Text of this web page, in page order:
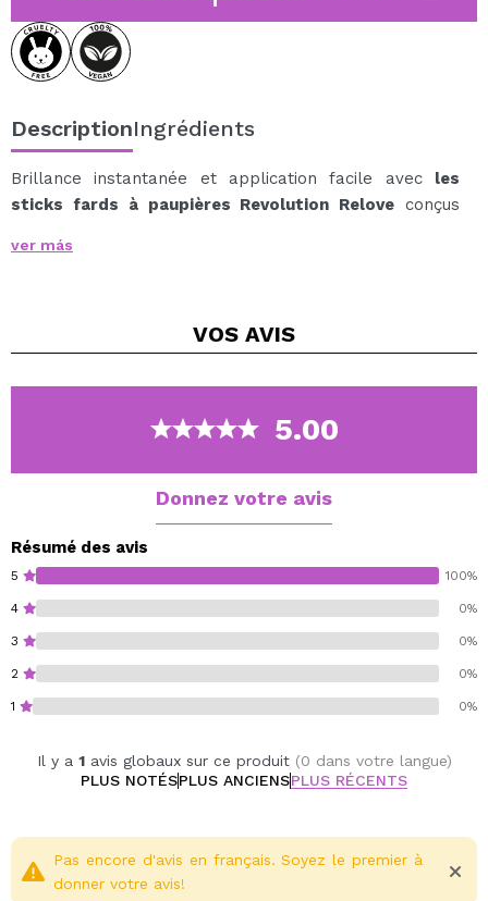
DescriptionIngrédients
Brillance instantanée et application facile avec les
sticks fards à paupières Revolution Relove conçus
quelques secondes.
douceur sur la paupière, permettant une application et
un mélange de couleurs rapides et faciles.
Une fois fixées, elles laissent une finition durable qui ne
pendant des heures sans sensation de lourdeur.
touches lumineuses subtiles ou des looks plus intenses
et éclatants.
Cruelty free.
Vegan.
ver más
VOS AVIS
5.00
Donnez votre avis
Résumé des avis
5 100%
4 0%
3 0%
2 0%
1 0%
Il y a 1avis globaux sur ce produit (0 dans votre langue)
PLUS NOTÉSPLUS ANCIENSPLUS RÉCENTS
Pas encore d'avis en français. Soyez le premier à
donner votre avis!